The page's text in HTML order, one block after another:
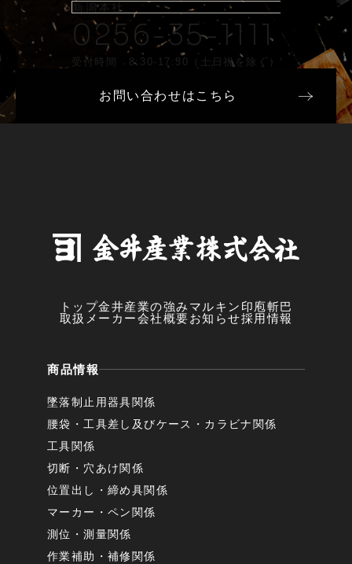
新潟本社
0256-35-1111
受付時間 8:30-17:30（土日祝を除く）
お問い合わせはこちら
トップ金井産業の強み マルキン印 庖斬巴
取扱メーカー会社概要お知らせ採用情報
商品情報
墜落制止用器具関係
腰袋・工具差し及びケース・カラビナ関係
工具関係
切断・穴あけ関係
位置出し・締め具関係
マーカー・ペン関係
測位・測量関係
作業補助・補修関係